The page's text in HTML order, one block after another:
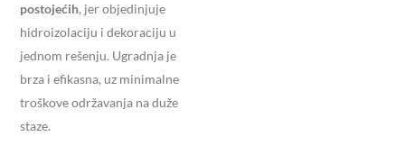
postojećih, jer objedinjuje
hidroizolaciju i dekoraciju u
jednom rešenju. Ugradnja je
brza i efikasna, uz minimalne
troškove održavanja na duže
staze.